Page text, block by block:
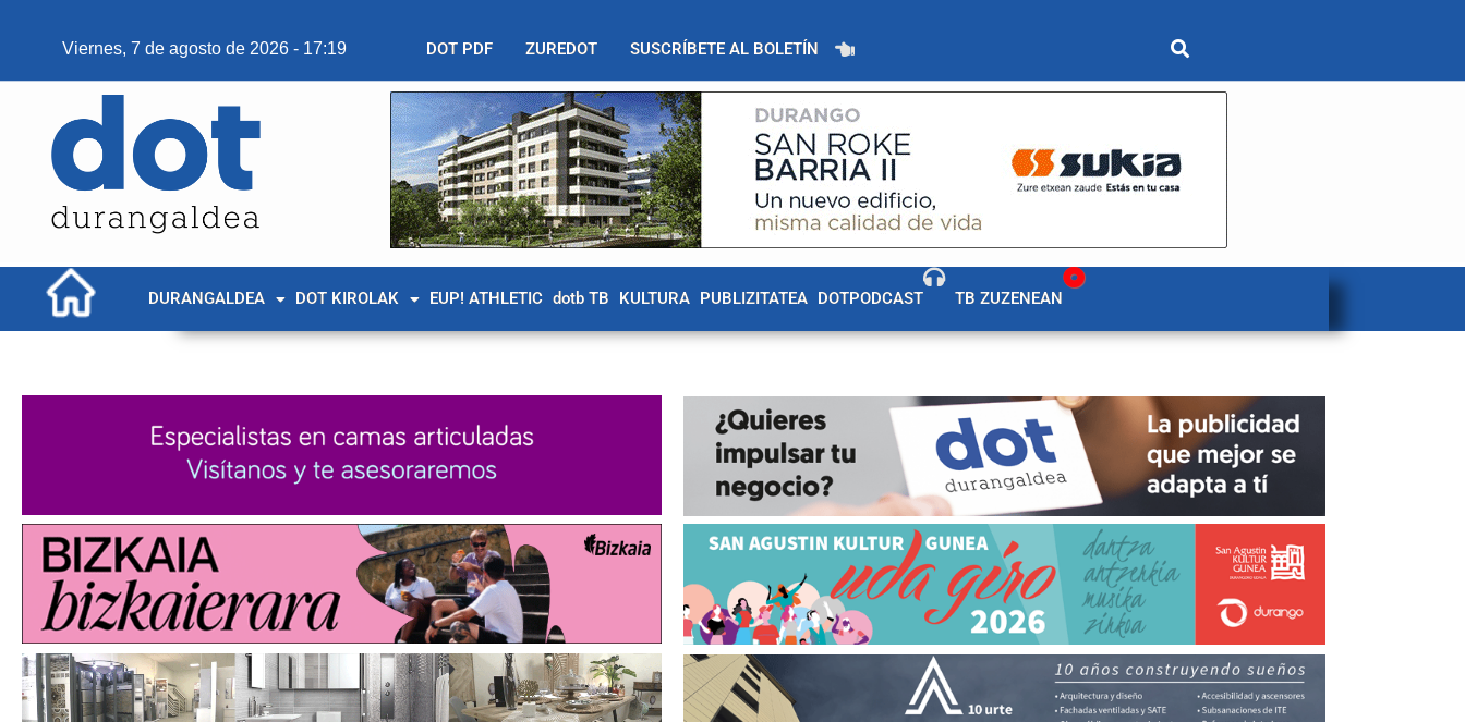
Viernes, 7 de agosto de 2026 - 17:19 DOT PDF ZUREDOT SUSCRÍBETE AL BOLETÍN
DURANGALDEA DOT KIROLAK EUP! ATHLETIC dotb TB KULTURA PUBLIZITATEA DOTPODCAST TB ZUZENEAN